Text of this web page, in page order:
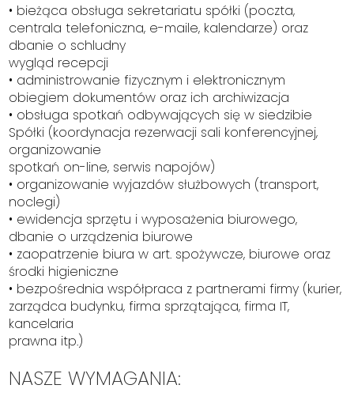
• bieżąca obsługa sekretariatu spółki (poczta,
centrala telefoniczna, e-maile, kalendarze) oraz
dbanie o schludny
wygląd recepcji
• administrowanie fizycznym i elektronicznym
obiegiem dokumentów oraz ich archiwizacja
• obsługa spotkań odbywających się w siedzibie
Spółki (koordynacja rezerwacji sali konferencyjnej,
organizowanie
spotkań on-line, serwis napojów)
• organizowanie wyjazdów służbowych (transport,
noclegi)
• ewidencja sprzętu i wyposażenia biurowego,
dbanie o urządzenia biurowe
• zaopatrzenie biura w art. spożywcze, biurowe oraz
środki higieniczne
• bezpośrednia współpraca z partnerami firmy (kurier,
zarządca budynku, firma sprzątająca, firma IT,
kancelaria
prawna itp.)
NASZE WYMAGANIA: